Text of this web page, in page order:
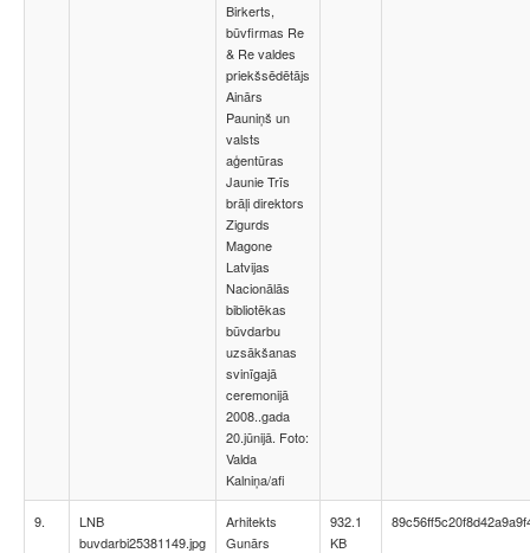
Birkerts,
būvfirmas Re
& Re valdes
priekšsēdētājs
Ainārs
Pauniņš un
valsts
aģentūras
Jaunie Trīs
brāļi direktors
Zigurds
Magone
Latvijas
Nacionālās
bibliotēkas
būvdarbu
uzsākšanas
svinīgajā
ceremonijā
2008..gada
20.jūnijā. Foto:
Valda
Kalniņa/afi
9.
LNB
buvdarbi25381149.jpg
Arhitekts
Gunārs
932.1
KB